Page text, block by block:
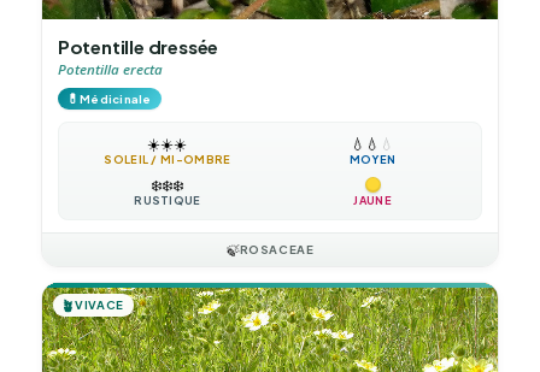
Potentille dressée
Potentilla erecta
💊Médicinale
☀️☀️☀️
SOLEIL / MI-OMBRE
💧 💧 💧
MOYEN
❄️❄️❄️
RUSTIQUE JAUNE
🍃ROSACEAE
🪴VIVACE